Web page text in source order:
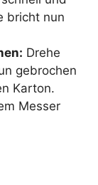
bricht nun
Drehe
gebrochen
Karton.
Messer